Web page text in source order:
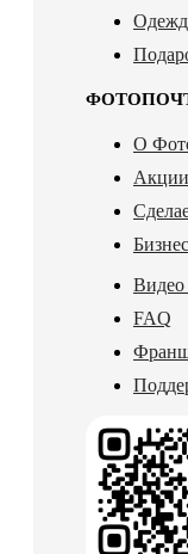
О
Акции
Видео
FAQ